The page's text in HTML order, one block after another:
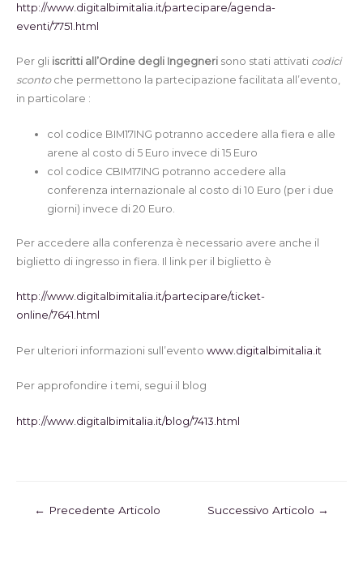
http://www.digitalbimitalia.it/partecipare/agenda-
eventi/7751.html
Per gli iscritti all’Ordine degli Ingegneri sono stati attivati codici
scontoche permettono la partecipazione facilitata all’evento,
in particolare :
col codice BIM17ING potranno accedere alla fiera e alle
arene al costo di 5 Euro invece di 15 Euro
col codice CBIM17ING potranno accedere alla
conferenza internazionale al costo di 10 Euro (per i due
giorni) invece di 20 Euro.
Per accedere alla conferenza è necessario avere anche il
biglietto di ingresso in fiera. Il link per il biglietto è
http://www.digitalbimitalia.it/partecipare/ticket-
online/7641.html
Per ulteriori informazioni sull’evento www.digitalbimitalia.it
Per approfondire i temi, segui il blog
http://www.digitalbimitalia.it/blog/7413.html
← Precedente Articolo Successivo Articolo →